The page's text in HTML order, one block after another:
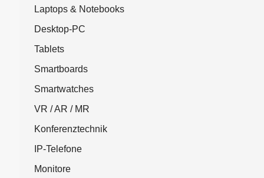
Laptops & Notebooks
Desktop-PC
Tablets
Smartboards
Smartwatches
VR / AR / MR
Konferenztechnik
IP-Telefone
Monitore